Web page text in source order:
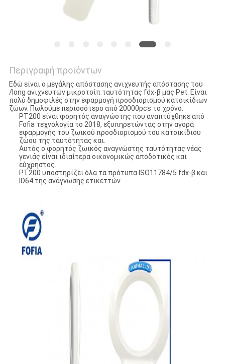
Περιγραφή προϊόντων
Εδώ είναι ο μεγάλης απόστασης ανιχνευτής απόστασης του
/long ανιχνευτών μικροτσίπ ταυτότητας fdx-β μας Pet. Είναι
πολύ δημοφιλές στην εφαρμογή προσδιορισμού κατοικίδιων
ζώων. Πωλούμε περισσότερο από 20000pcs το χρόνο.
PT200 είναι φορητός αναγνώστης που αναπτύχθηκε από
Fofia τεχνολογία το 2018, εξυπηρετώντας στην αγορά
εφαρμογής του ζωικού προσδιορισμού του κατοικίδιου
ζώου της ταυτότητας και.
Αυτός ο φορητός ζωικός αναγνώστης ταυτότητας νέας
γενιάς είναι ιδιαίτερα οικονομικώς αποδοτικός και
εύχρηστος.
PT200 υποστηρίζει όλα τα πρότυπα ISO11784/5 fdx-β και
ID64 της ανάγνωσης ετικεττών.